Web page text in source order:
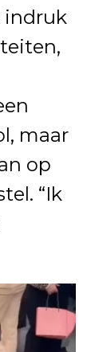
indruk
maar
op
“Ik